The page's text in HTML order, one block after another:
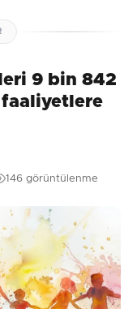
9 bin 842
faaliyetlere
146 görüntülenme